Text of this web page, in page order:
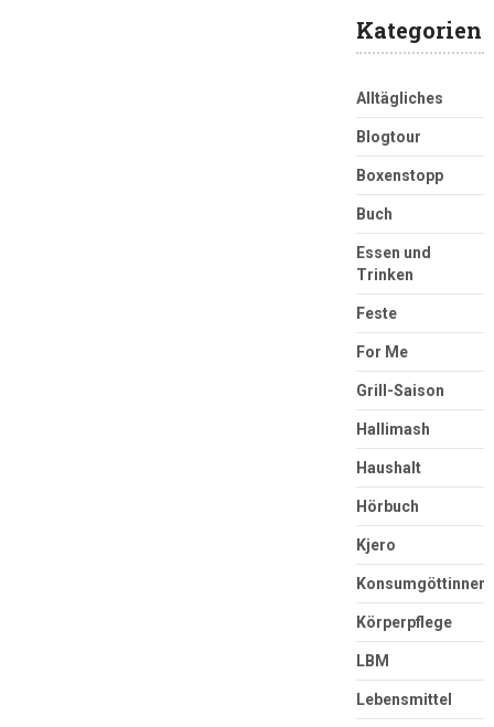
Kategorien
Alltägliches
Blogtour
Boxenstopp
Buch
Essen und
Trinken
Feste
For Me
Grill-Saison
Hallimash
Haushalt
Hörbuch
Kjero
Konsumgöttinnen
Körperpflege
LBM
Lebensmittel